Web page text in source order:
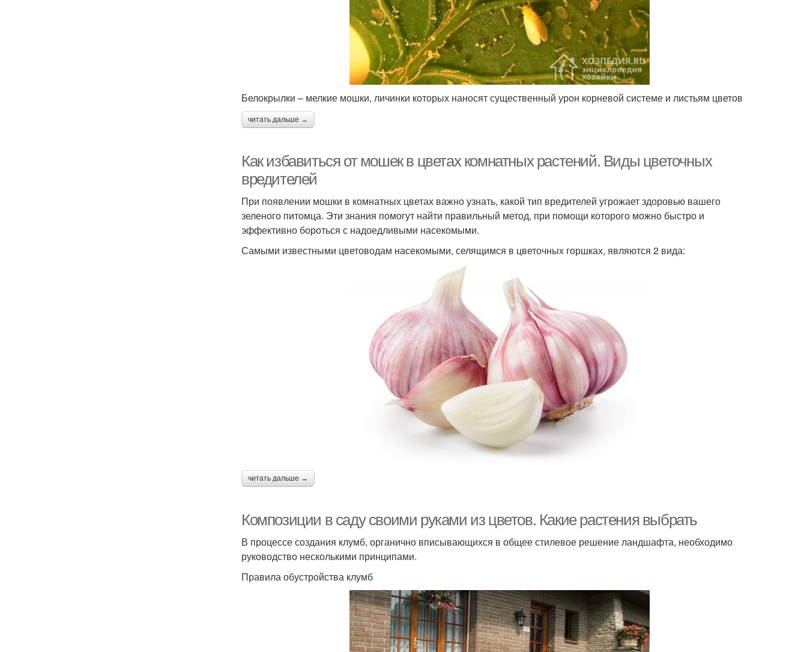
Белокрылки – мелкие мошки, личинки которых наносят существенный урон корневой системе и листьям цветов
читать дальше →
Как избавиться от мошек в цветах комнатных растений. Виды цветочных
вредителей
При появлении мошки в комнатных цветах важно узнать, какой тип вредителей угрожает здоровью вашего
зеленого питомца. Эти знания помогут найти правильный метод, при помощи которого можно быстро и
эффективно бороться с надоедливыми насекомыми.
Самыми известными цветоводам насекомыми, селящимся в цветочных горшках, являются 2 вида:
читать дальше →
Композиции в саду своими руками из цветов. Какие растения выбрать
В процессе создания клумб, органично вписывающихся в общее стилевое решение ландшафта, необходимо
руководство несколькими принципами.
Правила обустройства клумб